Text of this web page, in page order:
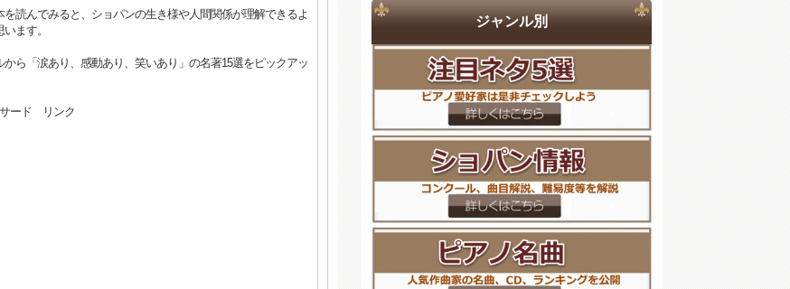
読んでみると、ショパンの生き様や人間関係が理解できるよ
ます。
ら「涙あり、感動あり、笑いあり」の名著15選をピックアッ
ード リンク
ジャンル別